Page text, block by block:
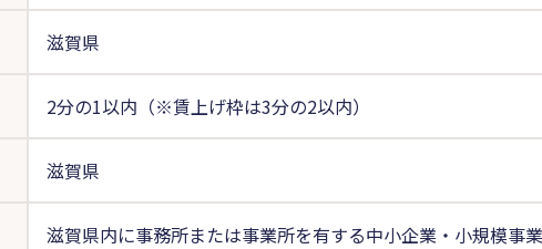
滋賀県
2分の1以内（※賃上げ枠は3分の2以内）
滋賀県
滋賀県内に事務所または事業所を有する中小企業・小規模事